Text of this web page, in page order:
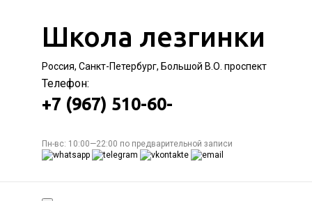
Школа лезгинки
Россия, Санкт-Петербург, Большой В.О. проспект
Телефон:
+7 (967) 510-60-
Пн-вс: 10:00—22:00 по предварительной записи